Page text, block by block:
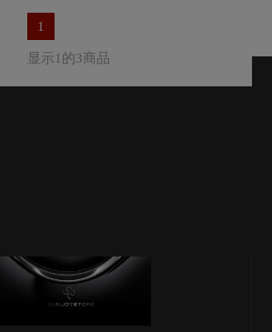
1
显示1的3商品